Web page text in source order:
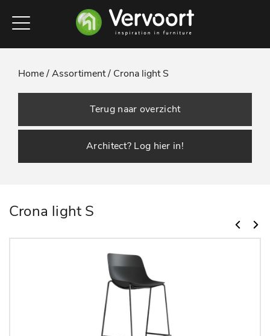
Home /Assortiment / Crona light S
Terug naar overzicht
Architect? Log hier in!
Crona light S